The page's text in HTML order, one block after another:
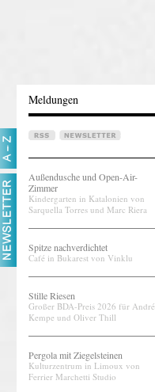
Meldungen
Außendusche und Open-Air-
Zimmer
Kindergarten in Katalonien von
Sarquella Torres und Marc Riera
Spitze nachverdichtet
Café in Bukarest von Vinklu
Stille Riesen
Großer BDA-Preis 2026 für André
Kempe und Oliver Thill
Pergola mit Ziegelsteinen
Kulturzentrum in Limoux von
Ferrier Marchetti Studio